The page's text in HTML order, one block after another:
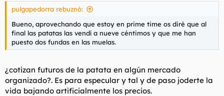
pulgapedorra rebuznó:
Bueno, aprovechando que estoy en prime time os diré que al
final las patatas las vendí a nueve céntimos y que me han
puesto dos fundas en las muelas.
¿cotizan futuros de la patata en algún mercado
organizado?. Es para especular y tal y de paso joderte la
vida bajando artificialmente los precios.